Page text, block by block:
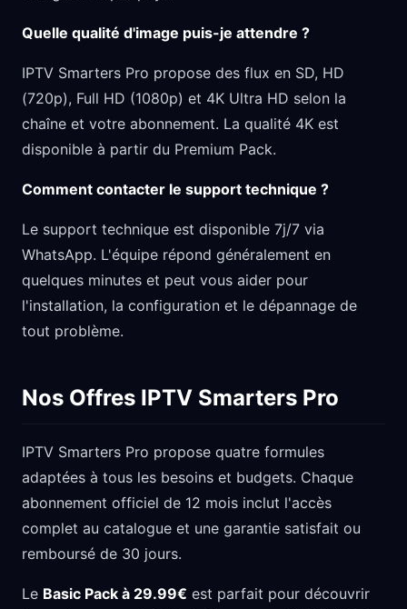
Quelle qualité d'image puis-je attendre ?
IPTV Smarters Pro propose des flux en SD, HD
(720p), Full HD (1080p) et 4K Ultra HD selon la
chaîne et votre abonnement. La qualité 4K est
disponible à partir du Premium Pack.
Comment contacter le support technique ?
Le support technique est disponible 7j/7 via
WhatsApp. L'équipe répond généralement en
quelques minutes et peut vous aider pour
l'installation, la configuration et le dépannage de
tout problème.
Nos Offres IPTV Smarters Pro
IPTV Smarters Pro propose quatre formules
adaptées à tous les besoins et budgets. Chaque
abonnement officiel de 12 mois inclut l'accès
complet au catalogue et une garantie satisfait ou
remboursé de 30 jours.
Le Basic Pack à 29.99€ est parfait pour découvrir